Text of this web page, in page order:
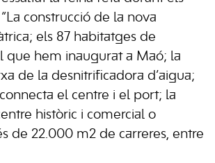
construcció de la nova
els 87 habitatges de
que hem inaugurat a Maó; la
de la desnitrificadora d’aigua;
connecta el centre i el port; la
històric i comercial o
de 22.000 m2 de carreres, entre